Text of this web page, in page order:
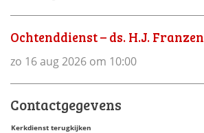
Ochtenddienst – ds. H.J. Franzen
zo 16 aug 2026 om 10:00
Contactgegevens
Kerkdienst terugkijken